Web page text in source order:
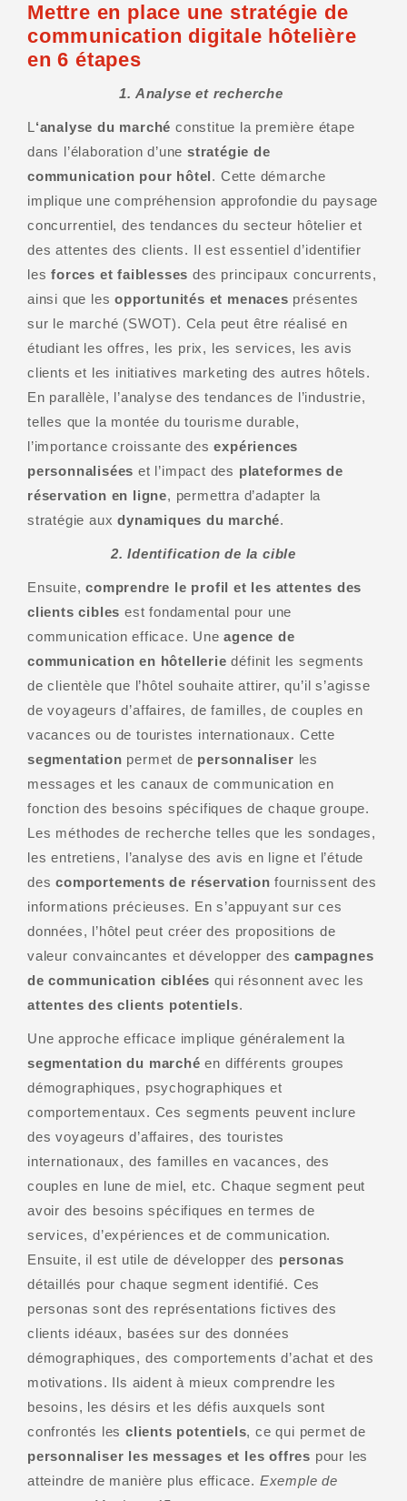
Mettre en place une stratégie de
communication digitale hôtelière
en 6 étapes
1. Analyse et recherche
L ‘analyse du marché constitue la première étape
dans l’élaboration d’unestratégie de
communication pour hôtel. Cette démarche
implique une compréhension approfondie du paysage
concurrentiel, des tendances du secteur hôtelier et
des attentes des clients. Il est essentiel d’identifier
lesforces et faiblesses des principaux concurrents,
ainsi que lesopportunités et menaces présentes
sur le marché (SWOT). Cela peut être réalisé en
étudiant les offres, les prix, les services, les avis
clients et les initiatives marketing des autres hôtels.
En parallèle, l’analyse des tendances de l’industrie,
telles que la montée du tourisme durable,
l’importance croissante desexpériences
personnalisées et l’impact des plateformes de
réservation en ligne, permettra d’adapter la
stratégie auxdynamiques du marché.
2. Identification de la cible
Ensuite,comprendre le profil et les attentes des
clients ciblesest fondamental pour une
communication efficace. Uneagence de
communication en hôtelleriedéfinit les segments
de clientèle que l’hôtel souhaite attirer, qu’il s’agisse
de voyageurs d’affaires, de familles, de couples en
vacances ou de touristes internationaux. Cette
segmentation permet de personnaliser les
messages et les canaux de communication en
fonction des besoins spécifiques de chaque groupe.
Les méthodes de recherche telles que les sondages,
les entretiens, l’analyse des avis en ligne et l’étude
descomportements de réservationfournissent des
informations précieuses. En s’appuyant sur ces
données, l’hôtel peut créer des propositions de
valeur convaincantes et développer descampagnes
de communication ciblées qui résonnent avec les
attentes des clients potentiels.
Une approche efficace implique généralement la
segmentation du marché en différents groupes
démographiques, psychographiques et
comportementaux. Ces segments peuvent inclure
des voyageurs d’affaires, des touristes
internationaux, des familles en vacances, des
couples en lune de miel, etc. Chaque segment peut
avoir des besoins spécifiques en termes de
services, d’expériences et de communication.
Ensuite, il est utile de développer des personas
détaillés pour chaque segment identifié. Ces
personas sont des représentations fictives des
clients idéaux, basées sur des données
démographiques, des comportements d’achat et des
motivations. Ils aident à mieux comprendre les
besoins, les désirs et les défis auxquels sont
confrontés les clients potentiels, ce qui permet de
personnaliser les messages et les offres pour les
atteindre de manière plus efficace. Exemple de